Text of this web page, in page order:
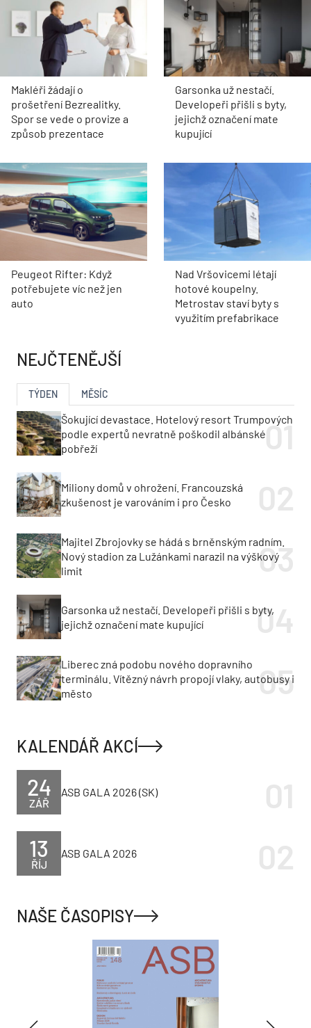
Makléři žádají o
prošetření Bezrealitky.
Spor se vede o provize a
způsob prezentace
Garsonka už nestačí.
Developeři přišli s byty,
jejichž označení mate
kupující
Peugeot Rifter: Když
potřebujete víc než jen
auto
Nad Vršovicemi létají
hotové koupelny.
Metrostav staví byty s
využitím prefabrikace
NEJČTENĚJŠÍ
TÝDEN MĚSÍC
Šokující devastace. Hotelový resort Trumpových
podle expertů nevratně poškodil albánské
pobřeží
Miliony domů v ohrožení. Francouzská
zkušenost je varováním i pro Česko
Majitel Zbrojovky se hádá s brněnským radním.
Nový stadion za Lužánkami narazil na výškový
limit
Garsonka už nestačí. Developeři přišli s byty,
jejichž označení mate kupující
Liberec zná podobu nového dopravního
terminálu. Vítězný návrh propojí vlaky, autobusy i
město
KALENDÁŘ AKCÍ
ZÁŘ
24 ASB GALA 2026 (SK)
ŘÍJ
13 ASB GALA 2026
NAŠE ČASOPISY